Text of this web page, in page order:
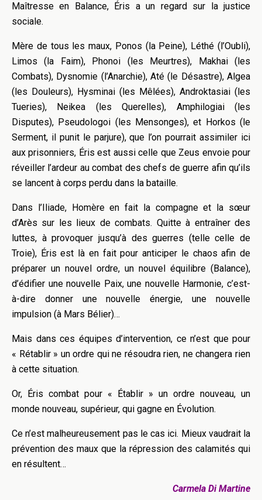
Maîtresse en Balance, Éris a un regard sur la justice
sociale.
Mère de tous les maux, Ponos (la Peine), Léthé (l’Oubli),
Limos (la Faim), Phonoi (les Meurtres), Makhai (les
Combats), Dysnomie (l’Anarchie), Até (le Désastre), Algea
(les Douleurs), Hysminai (les Mêlées), Androktasiai (les
Tueries), Neikea (les Querelles), Amphilogiai (les
Disputes), Pseudologoi (les Mensonges), et Horkos (le
Serment, il punit le parjure), que l’on pourrait assimiler ici
aux prisonniers, Éris est aussi celle que Zeus envoie pour
réveiller l’ardeur au combat des chefs de guerre afin qu’ils
se lancent à corps perdu dans la bataille.
Dans l’Iliade, Homère en fait la compagne et la sœur
d’Arès sur les lieux de combats. Quitte à entraîner des
luttes, à provoquer jusqu’à des guerres (telle celle de
Troie), Éris est là en fait pour anticiper le chaos afin de
préparer un nouvel ordre, un nouvel équilibre (Balance),
d’édifier une nouvelle Paix, une nouvelle Harmonie, c’est-
à-dire donner une nouvelle énergie, une nouvelle
impulsion (à Mars Bélier)…
Mais dans ces équipes d’intervention, ce n’est que pour
« Rétablir » un ordre qui ne résoudra rien, ne changera rien
à cette situation.
Or, Éris combat pour « Établir » un ordre nouveau, un
monde nouveau, supérieur, qui gagne en Évolution.
Ce n’est malheureusement pas le cas ici. Mieux vaudrait la
prévention des maux que la répression des calamités qui
en résultent…
Carmela Di Martine